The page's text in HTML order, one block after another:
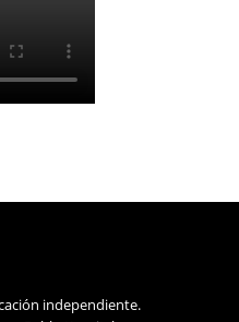
independiente.